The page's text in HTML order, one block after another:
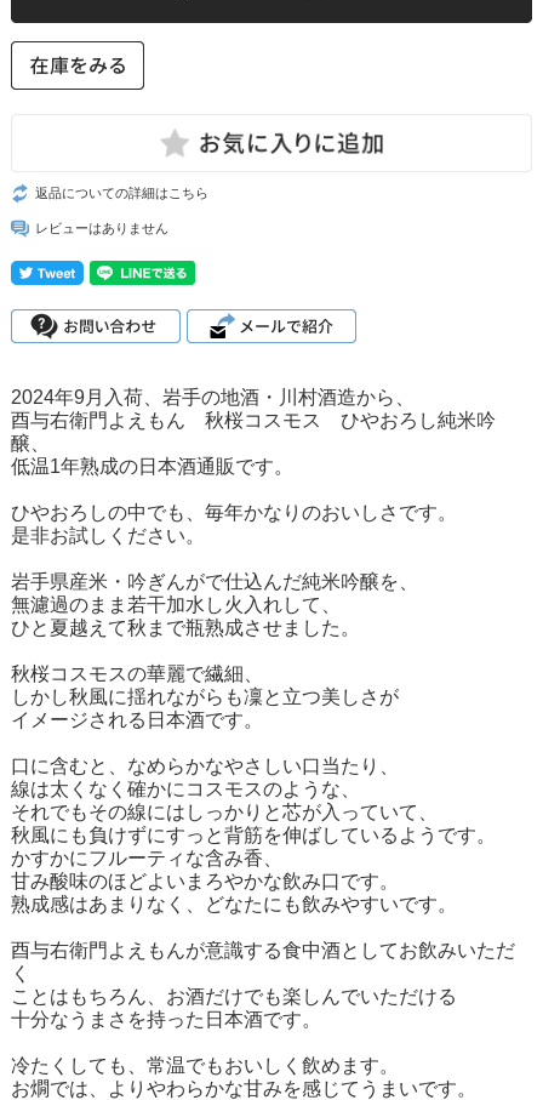
返品についての詳細はこちら
レビューはありません
2024年9月入荷、岩手の地酒・川村酒造から、
酉与右衛門よえもん 秋桜コスモス ひやおろし純米吟
醸、
低温1年熟成の日本酒通販です。
ひやおろしの中でも、毎年かなりのおいしさです。
是非お試しください。
岩手県産米・吟ぎんがで仕込んだ純米吟醸を、
無濾過のまま若干加水し火入れして、
ひと夏越えて秋まで瓶熟成させました。
秋桜コスモスの華麗で繊細、
しかし秋風に揺れながらも凜と立つ美しさが
イメージされる日本酒です。
口に含むと、なめらかなやさしい口当たり、
線は太くなく確かにコスモスのような、
それでもその線にはしっかりと芯が入っていて、
秋風にも負けずにすっと背筋を伸ばしているようです。
かすかにフルーティな含み香、
甘み酸味のほどよいまろやかな飲み口です。
熟成感はあまりなく、どなたにも飲みやすいです。
酉与右衛門よえもんが意識する食中酒としてお飲みいただ
く
ことはもちろん、お酒だけでも楽しんでいただける
十分なうまさを持った日本酒です。
冷たくしても、常温でもおいしく飲めます。
お燗では、よりやわらかな甘みを感じてうまいです。